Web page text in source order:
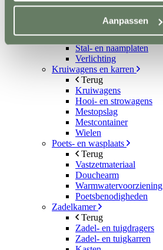
Aanpassen
Terug
Voerbakken
Drinkbakken
Ruiven en Slowfeeders
Stal- en naamplaten
Verlichting
Kruiwagens en karren
Terug
Kruiwagens
Hooi- en strowagens
Mestopslag
Mestcontainer
Wielen
Poets- en wasplaats
Terug
Vastzetmateriaal
Douchearm
Warmwatervoorziening
Poetsbenodigheden
Zadelkamer
Terug
Zadel- en tuigdragers
Zadel- en tuigkarren